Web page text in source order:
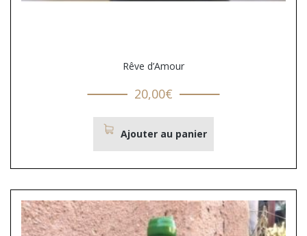
Rêve d’Amour
20,00€
Ajouter au panier